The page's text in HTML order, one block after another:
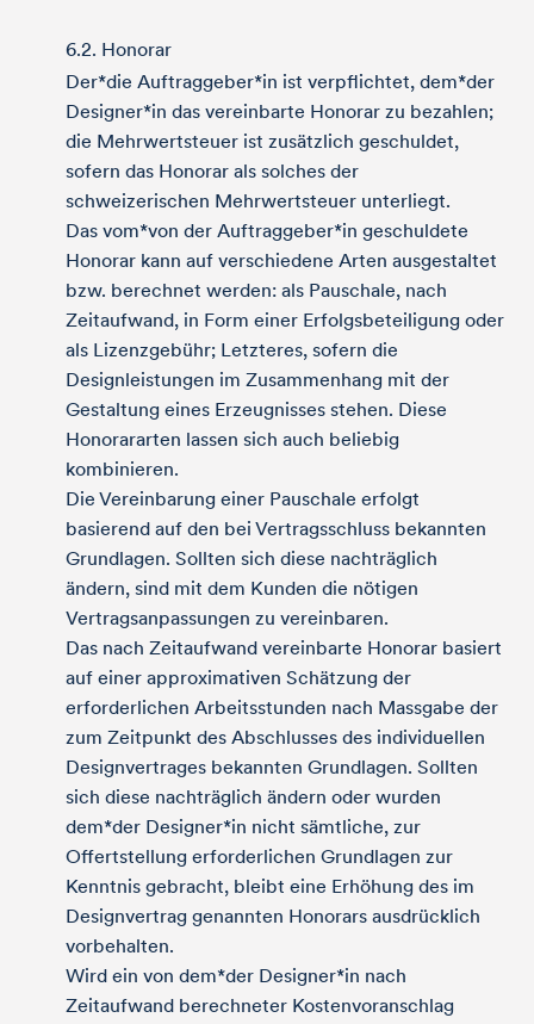
6.2. Honorar
Der*die Auftraggeber*in ist verpflichtet, dem*der
Designer*in das vereinbarte Honorar zu bezahlen;
die Mehrwertsteuer ist zusätzlich geschuldet,
sofern das Honorar als solches der
schweizerischen Mehrwertsteuer unterliegt.
Das vom*von der Auftraggeber*in geschuldete
Honorar kann auf verschiedene Arten ausgestaltet
bzw. berechnet werden: als Pauschale, nach
Zeitaufwand, in Form einer Erfolgsbeteiligung oder
als Lizenzgebühr; Letzteres, sofern die
Designleistungen im Zusammenhang mit der
Gestaltung eines Erzeugnisses stehen. Diese
Honorararten lassen sich auch beliebig
kombinieren.
Die Vereinbarung einer Pauschale erfolgt
basierend auf den bei Vertragsschluss bekannten
Grundlagen. Sollten sich diese nachträglich
ändern, sind mit dem Kunden die nötigen
Vertragsanpassungen zu vereinbaren.
Das nach Zeitaufwand vereinbarte Honorar basiert
auf einer approximativen Schätzung der
erforderlichen Arbeitsstunden nach Massgabe der
zum Zeitpunkt des Abschlusses des individuellen
Designvertrages bekannten Grundlagen. Sollten
sich diese nachträglich ändern oder wurden
dem*der Designer*in nicht sämtliche, zur
Offertstellung erforderlichen Grundlagen zur
Kenntnis gebracht, bleibt eine Erhöhung des im
Designvertrag genannten Honorars ausdrücklich
vorbehalten.
Wird ein von dem*der Designer*in nach
Zeitaufwand berechneter Kostenvoranschlag